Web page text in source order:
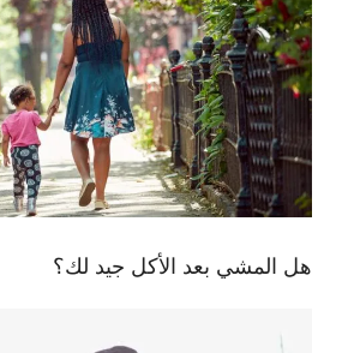
هل المشي بعد الأكل جيد لك؟